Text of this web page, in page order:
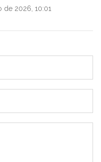
de 2026, 10:01